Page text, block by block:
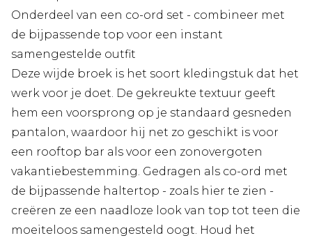
Onderdeel van een co-ord set - combineer met
de bijpassende top voor een instant
samengestelde outfit
Deze wijde broek is het soort kledingstuk dat het
werk voor je doet. De gekreukte textuur geeft
hem een voorsprong op je standaard gesneden
pantalon, waardoor hij net zo geschikt is voor
een rooftop bar als voor een zonovergoten
vakantiebestemming. Gedragen als co-ord met
de bijpassende haltertop - zoals hier te zien -
creëren ze een naadloze look van top tot teen die
moeiteloos samengesteld oogt. Houd het